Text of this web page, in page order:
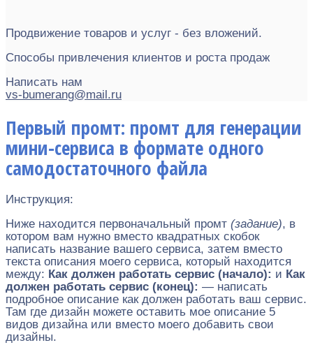
Продвижение товаров и услуг - без вложений.
Способы привлечения клиентов и роста продаж
Написать нам
vs-bumerang@mail.ru
Первый промт: промт для генерации
мини-сервиса в формате одного
самодостаточного файла
Инструкция:
Ниже находится первоначальный промт (задание), в
котором вам нужно вместо квадратных скобок
написать название вашего сервиса, затем вместо
текста описания моего сервиса, который находится
между: Как должен работать сервис (начало): и Как
должен работать сервис (конец): — написать
подробное описание как должен работать ваш сервис.
Там где дизайн можете оставить мое описание 5
видов дизайна или вместо моего добавить свои
дизайны.